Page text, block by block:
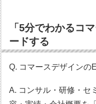
「5分でわかるコ
ードする
Q. コマースデザインの
A. コンサル・研修・セ